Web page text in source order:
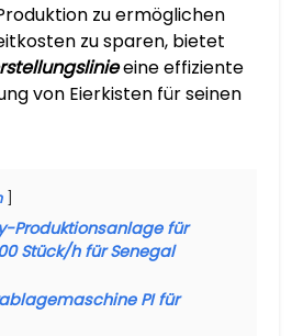
zu ermöglichen
zu sparen, bietet
eine effiziente
von Eierkisten für seinen
Produktionsanlage für
Stück/h für Senegal
PI für